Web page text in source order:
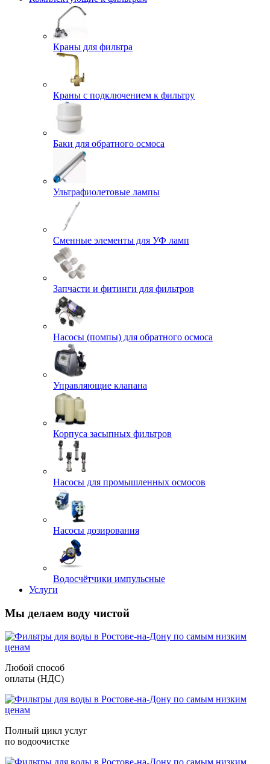
Краны для фильтра
Краны с подключением к фильтру
Баки для обратного осмоса
Ультрафиолетовые лампы
Сменные элементы для УФ ламп
Запчасти и фитинги для фильтров
Насосы (помпы) для обратного осмоса
Управляющие клапана
Корпуса засыпных фильтров
Насосы для промышленных осмосов
Насосы дозирования
Водосчётчики импульсные
Услуги
Мы делаем воду чистой
Любой способ
оплаты (НДС)
Полный цикл услуг
по водоочистке